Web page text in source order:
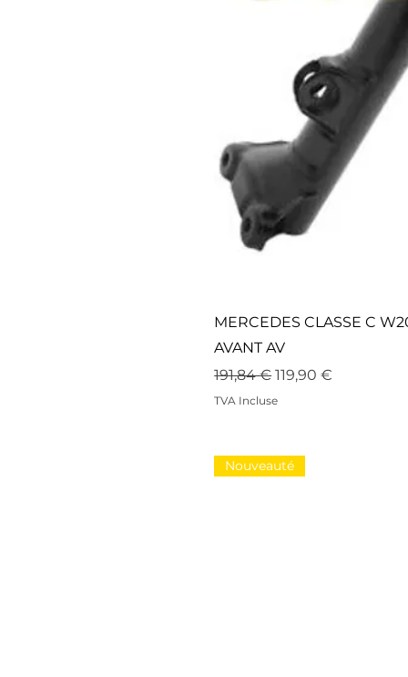
MERCEDES CLASSE C
AVANT AV
Prix original
191,84 € Prix promotionnel
119,90 €
TVA Incluse
Nouveauté